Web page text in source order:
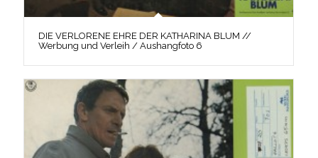
DIE VERLORENE EHRE DER KATHARINA BLUM //
Werbung und Verleih / Aushangfoto 6